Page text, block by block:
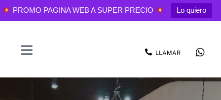
PROMO PAGINA WEB A SUPER PRECIO Lo quiero
LLAMAR